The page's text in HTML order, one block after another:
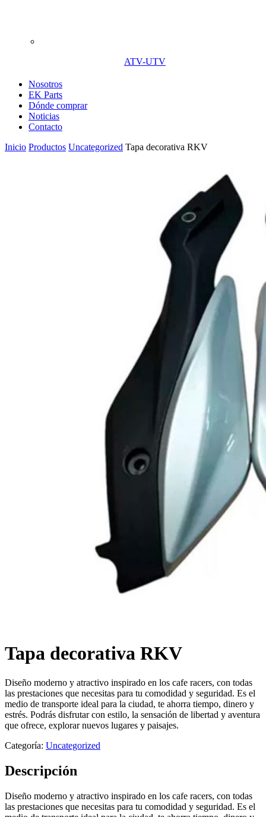
ATV-UTV
Nosotros
EK Parts
Dónde comprar
Noticias
Contacto
Inicio Productos Uncategorized Tapa decorativa RKV
Tapa decorativa RKV
Diseño moderno y atractivo inspirado en los cafe racers, con todas
las prestaciones que necesitas para tu comodidad y seguridad. Es el
medio de transporte ideal para la ciudad, te ahorra tiempo, dinero y
estrés. Podrás disfrutar con estilo, la sensación de libertad y aventura
que ofrece, explorar nuevos lugares y paisajes.
Categoría: Uncategorized
Descripción
Diseño moderno y atractivo inspirado en los cafe racers, con todas
las prestaciones que necesitas para tu comodidad y seguridad. Es el